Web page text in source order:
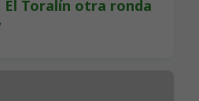
El Toralín otra ronda